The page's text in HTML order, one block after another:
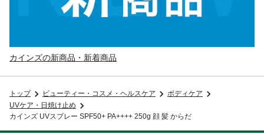
カインズの新商品・新着商品
トップ ビューティー・コスメ・ヘルスケア
ボディケア
UVケア・日焼け止め
カインズ UVスプレー SPF50+ PA++++ 250g 顔 髪 からだ